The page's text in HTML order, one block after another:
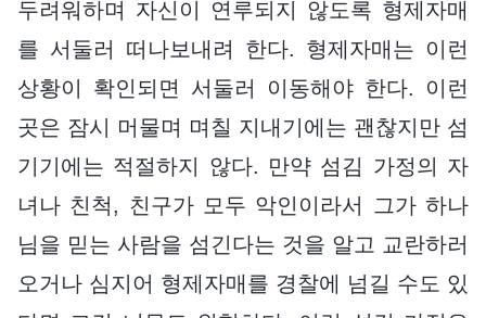
두려워하며 자신이 연루되지 않도록 형제자매
를 서둘러 떠나보내려 한다. 형제자매는 이런
상황이 확인되면 서둘러 이동해야 한다. 이런
곳은 잠시 머물며 며칠 지내기에는 괜찮지만 섬
기기에는 적절하지 않다. 만약 섬김 가정의 자
녀나 친척, 친구가 모두 악인이라서 그가 하나
님을 믿는 사람을 섬긴다는 것을 알고 교란하러
오거나 심지어 형제자매를 경찰에 넘길 수도 있